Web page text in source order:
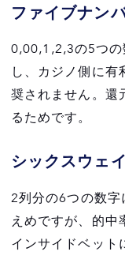
ファイブナン
0,00,1,2,3の5つ
し、カジノ側に
奨されません。還
るためです。
シックスウェ
2列分の6つの数
えめですが、的中
インサイドベット